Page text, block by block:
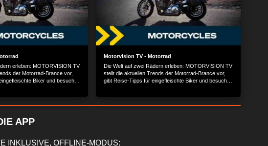
erleben: MOTORVISION TV
der Motorrad-Brance vor,
Biker und besucht
Motorvision TV - Motorrad
Die Welt auf zwei Rädern erleben: MOTORVISION TV
stellt die aktuellen Trends der Motorrad-Brance vor,
gibt Reise-Tipps für eingefleischte Biker und besucht
APP
INKLUSIVE, OFFLINE-MODUS: